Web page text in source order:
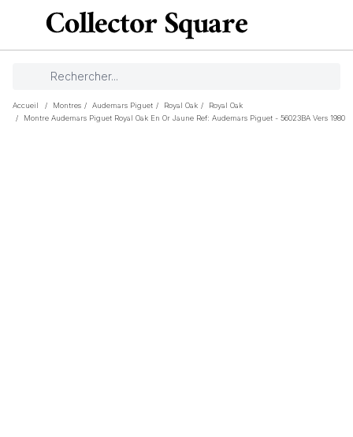
Accueil / Montres / Audemars Piguet / Royal Oak /
Royal Oak
/
Montre Audemars Piguet Royal Oak En Or Jaune Ref: Audemars Piguet - 56023BA Vers 1980